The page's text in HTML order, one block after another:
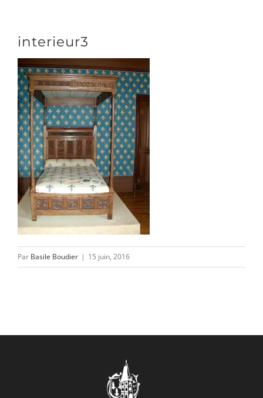
contenu
DÉCOUVRIR
VENIR
NOUS SUIVRE
L’ASSOCIATION
CONTACT/ACCÈS
interieur3
Par Basile Boudier | 15 juin, 2016